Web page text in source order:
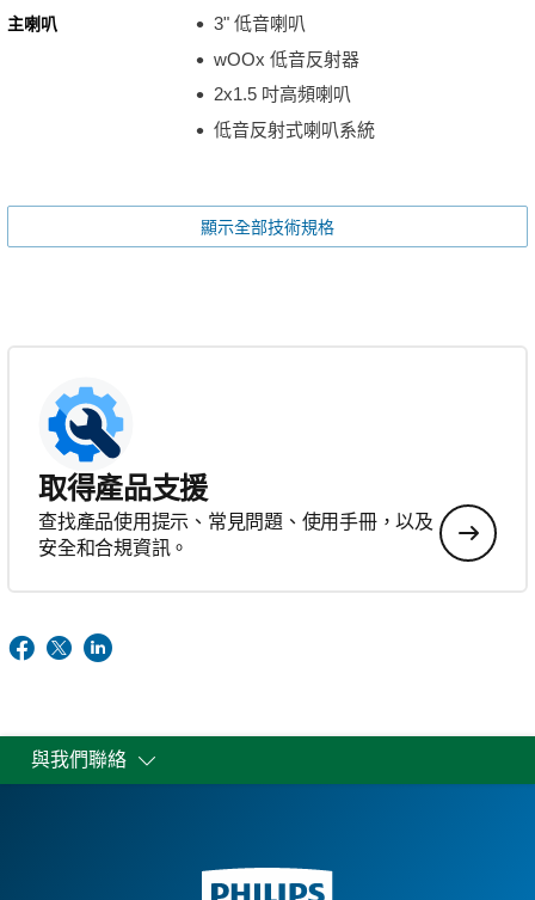
主喇叭
3" 低音喇叭
wOOx 低音反射器
2x1.5 吋高頻喇叭
低音反射式喇叭系統
顯示全部技術規格
取得產品支援
查找產品使用提示、常見問題、使用手冊，以及
安全和合規資訊。
與我們聯絡